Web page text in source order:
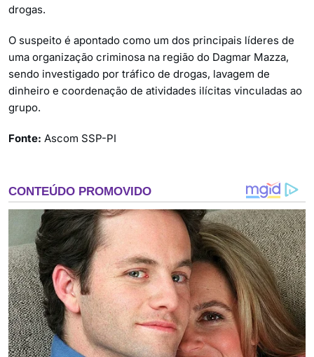
drogas.
O suspeito é apontado como um dos principais líderes de
uma organização criminosa na região do Dagmar Mazza,
sendo investigado por tráfico de drogas, lavagem de
dinheiro e coordenação de atividades ilícitas vinculadas ao
grupo.
Fonte: Ascom SSP-PI